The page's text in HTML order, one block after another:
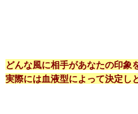
どんな風に相手があなたの印象
実際には血液型によって決定し